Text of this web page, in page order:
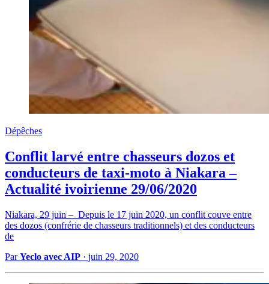
Dépêches
Conflit larvé entre chasseurs dozos et
conducteurs de taxi-moto à Niakara –
Actualité ivoirienne 29/06/2020
Niakara, 29 juin – Depuis le 17 juin 2020, un conflit couve entre
des dozos (confrérie de chasseurs traditionnels) et des conducteurs
de
ParYeclo avec AIP · juin 29, 2020